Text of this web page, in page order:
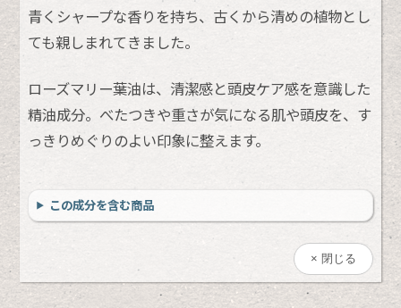
青くシャープな香りを持ち、古くから清めの植物とし
ても親しまれてきました。
ローズマリー葉油は、清潔感と頭皮ケア感を意識した
精油成分。べたつきや重さが気になる肌や頭皮を、す
っきりめぐりのよい印象に整えます。
この成分を含む商品
閉じる